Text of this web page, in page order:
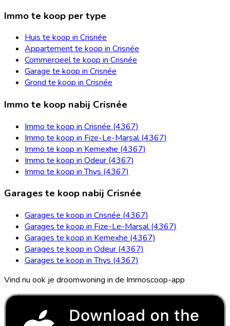
Immo te koop per type
Huis te koop in Crisnée
Appartement te koop in Crisnée
Commercieel te koop in Crisnée
Garage te koop in Crisnée
Grond te koop in Crisnée
Immo te koop nabij Crisnée
Immo te koop in Crisnée (4367)
Immo te koop in Fize-Le-Marsal (4367)
Immo te koop in Kemexhe (4367)
Immo te koop in Odeur (4367)
Immo te koop in Thys (4367)
Garages te koop nabij Crisnée
Garages te koop in Crisnée (4367)
Garages te koop in Fize-Le-Marsal (4367)
Garages te koop in Kemexhe (4367)
Garages te koop in Odeur (4367)
Garages te koop in Thys (4367)
Vind nu ook je droomwoning in de Immoscoop-app